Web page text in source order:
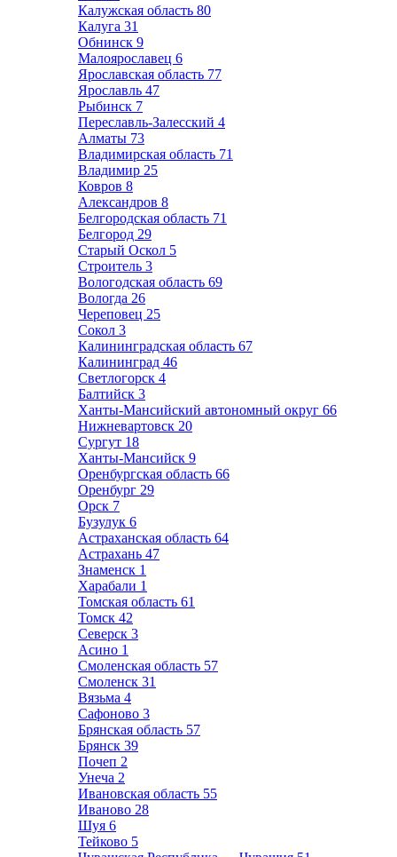
Калужская область 80
Калуга 31
Обнинск 9
Малоярославец 6
Ярославская область 77
Ярославль 47
Рыбинск 7
Переславль-Залесский 4
Алматы 73
Владимирская область 71
Владимир 25
Ковров 8
Александров 8
Белгородская область 71
Белгород 29
Старый Оскол 5
Строитель 3
Вологодская область 69
Вологда 26
Череповец 25
Сокол 3
Калининградская область 67
Калининград 46
Светлогорск 4
Балтийск 3
Ханты-Мансийский автономный округ 66
Нижневартовск 20
Сургут 18
Ханты-Мансийск 9
Оренбургская область 66
Оренбург 29
Орск 7
Бузулук 6
Астраханская область 64
Астрахань 47
Знаменск 1
Харабали 1
Томская область 61
Томск 42
Северск 3
Асино 1
Смоленская область 57
Смоленск 31
Вязьма 4
Сафоново 3
Брянская область 57
Брянск 39
Почеп 2
Унеча 2
Ивановская область 55
Иваново 28
Шуя 6
Тейково 5